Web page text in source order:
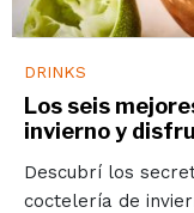
DRINKS
Los seis
invierno y
Descubrí los
coctelería de